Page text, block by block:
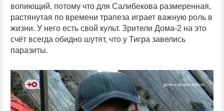
вопиющий, потому что для Салибекова размеренная,
растянутая по времени трапеза играет важную роль в
жизни. У него есть свой культ. Зрители Дома-2 на это
счёт всегда обидно шутят, что у Тигра завелись
паразиты.